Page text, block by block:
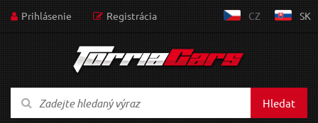
Prihlásenie Registrácia CZ SK
Hledat